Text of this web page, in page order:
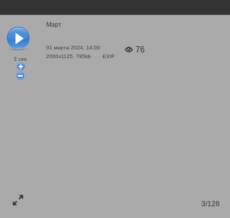
2 сек.
Март
01 марта 2024, 14:00
2000x1125, 795kb
EXIF
76
3/128